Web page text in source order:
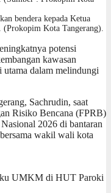
bendera kepada Ketua
Kota Tangerang).
potensi
kawasan
utama dalam melindungi
Sachrudin, saat
Risiko Bencana (FPRB)
2026 di bantaran
wakil wali kota